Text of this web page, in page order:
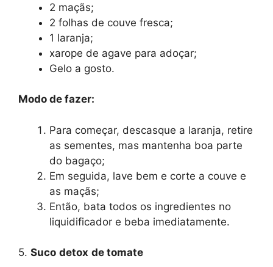
2 maçãs;
2 folhas de couve fresca;
1 laranja;
xarope de agave para adoçar;
Gelo a gosto.
Modo de fazer:
Para começar, descasque a laranja, retire
as sementes, mas mantenha boa parte
do bagaço;
Em seguida, lave bem e corte a couve e
as maçãs;
Então, bata todos os ingredientes no
liquidificador e beba imediatamente.
5. Suco detox de tomate